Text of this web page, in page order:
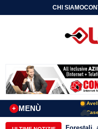
CHI SIAMO
MENÙ
+